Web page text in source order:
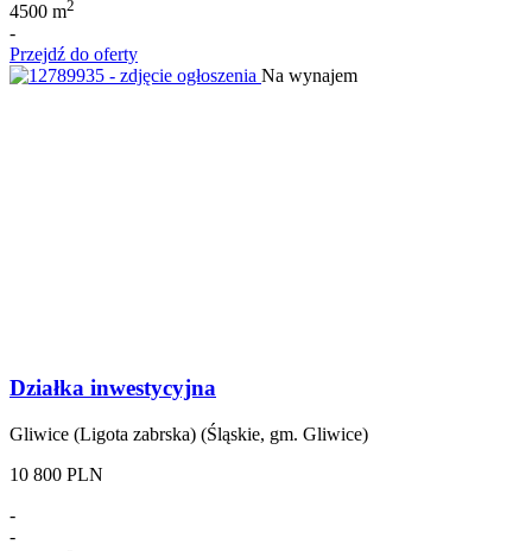
4500 m2
-
Przejdź do oferty
Na wynajem
Działka inwestycyjna
Gliwice (Ligota zabrska) (Śląskie, gm. Gliwice)
10 800 PLN
-
-